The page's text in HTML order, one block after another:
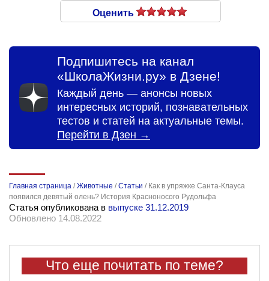
Оценить
Подпишитесь на канал
«ШколаЖизни.ру» в Дзене!
Каждый день — анонсы новых
интересных историй, познавательных
тестов и статей на актуальные темы.
Перейти в Дзен →
Главная страница /Животные /Статьи / Как в упряжке Санта-Клауса
появился девятый олень? История Красноносого Рудольфа
Статья опубликована в выпуске 31.12.2019
Обновлено 14.08.2022
Что еще почитать по теме?